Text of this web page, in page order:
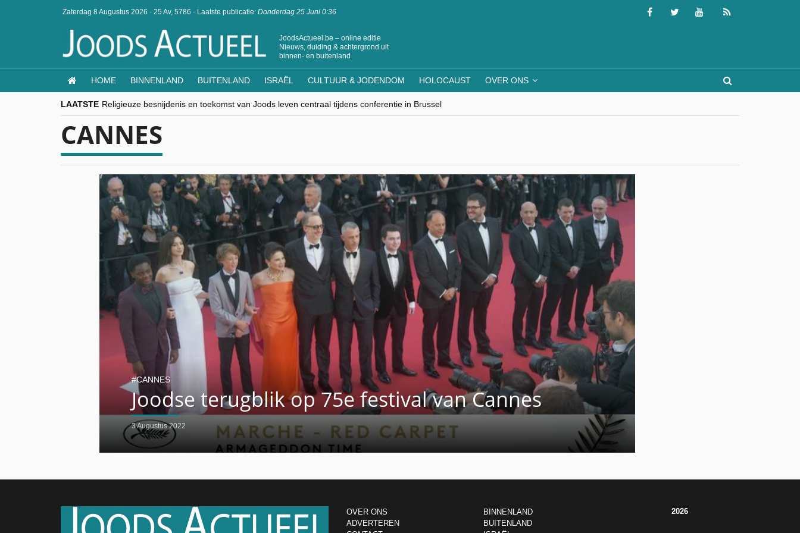
Zaterdag 8 Augustus 2026 · 25 Av, 5786 · Laatste publicatie: Donderdag 25 Juni 0:36
JoodsActueel.be – online editie
Nieuws, duiding & achtergrond uit
binnen- en buitenland
HOME BINNENLAND BUITENLAND ISRAËL CULTUUR & JODENDOM HOLOCAUST OVER ONS
LAATSTE Religieuze besnijdenis en toekomst van Joods leven centraal tijdens conferentie in Brussel
“Besnijdenisdebat toont hoe moeilijk seculiere Westen minderheden begrijpt”, Jinnih Beels (Vooruit)
CITYTRIP | ROEMENIË – Boekarest: de verrassing van Oost-Europa
“Vandaag zit elke Jood in België op de beklaagdenbank”
goKosher lanceert nieuwe website en samenwerking met Mishpacha voor kosher travel en simchas wereldwijd
CANNES
Joodse terugblik op 75e festival van Cannes
3 Augustus 2022
CANNES
OVER ONS
ADVERTEREN
BINNENLAND
BUITENLAND
2026